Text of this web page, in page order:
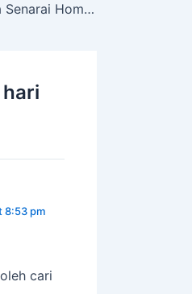
Download percuma Senarai Homestay satu Malaysia.
8:53 pm
cari